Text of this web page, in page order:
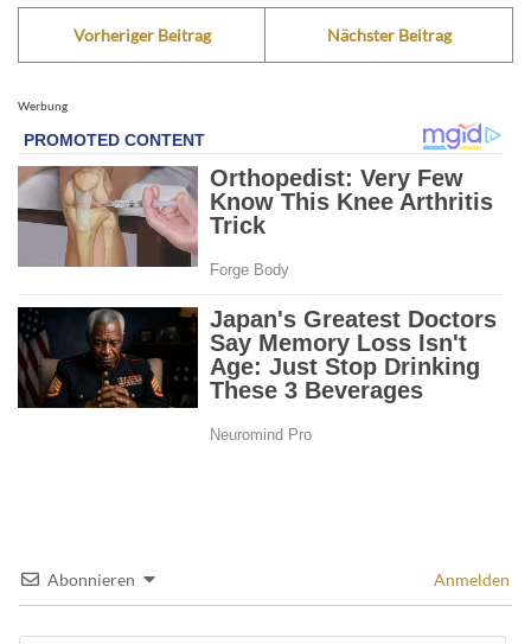
Vorheriger Beitrag Nächster Beitrag
Werbung
Abonnieren Anmelden